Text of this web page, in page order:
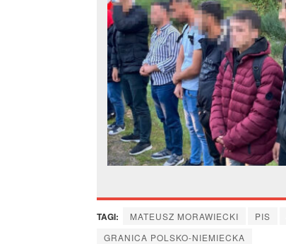
TAGI: MATEUSZ MORAWIECKI PIS
GRANICA POLSKO-NIEMIECKA